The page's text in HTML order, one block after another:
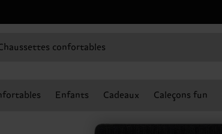
confortables
Enfants Cadeaux Caleçons fun